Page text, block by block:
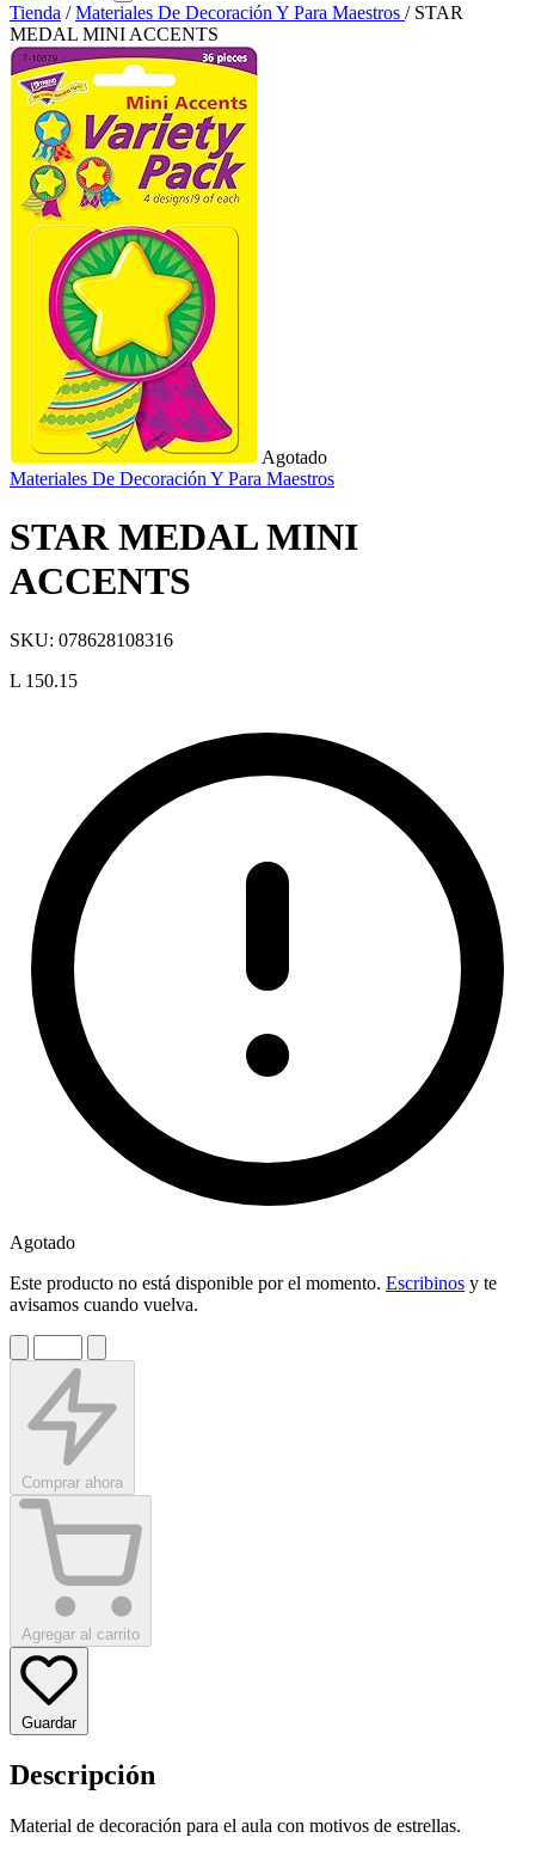
Tienda / Materiales De Decoración Y Para Maestros / STAR
MEDAL MINI ACCENTS
Agotado
Materiales De Decoración Y Para Maestros
STAR MEDAL MINI
ACCENTS
SKU: 078628108316
L 150.15
Agotado
Este producto no está disponible por el momento. Escribinos y te
avisamos cuando vuelva.
Comprar ahora
Agregar al carrito
Guardar
Descripción
Material de decoración para el aula con motivos de estrellas.